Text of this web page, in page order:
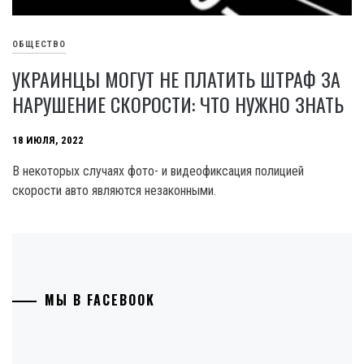
ОБЩЕСТВО
УКРАИНЦЫ МОГУТ НЕ ПЛАТИТЬ ШТРАФ ЗА
НАРУШЕНИЕ СКОРОСТИ: ЧТО НУЖНО ЗНАТЬ
18 ИЮЛЯ, 2022
В некоторых случаях фото- и видеофиксация полицией
скорости авто являются незаконными.
МЫ В FACEBOOK